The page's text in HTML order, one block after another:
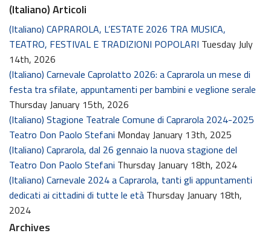
(Italiano) Articoli
(Italiano) CAPRAROLA, L’ESTATE 2026 TRA MUSICA,
TEATRO, FESTIVAL E TRADIZIONI POPOLARI Tuesday July
14th, 2026
(Italiano) Carnevale Caprolatto 2026: a Caprarola un mese di
festa tra sfilate, appuntamenti per bambini e veglione serale
Thursday January 15th, 2026
(Italiano) Stagione Teatrale Comune di Caprarola 2024-2025
Teatro Don Paolo Stefani Monday January 13th, 2025
(Italiano) Caprarola, dal 26 gennaio la nuova stagione del
Teatro Don Paolo Stefani Thursday January 18th, 2024
(Italiano) Carnevale 2024 a Caprarola, tanti gli appuntamenti
dedicati ai cittadini di tutte le età Thursday January 18th,
2024
Archives